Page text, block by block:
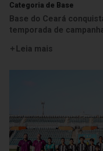
Categoria de Base
Base do Ceará
temporada de
Leia mais